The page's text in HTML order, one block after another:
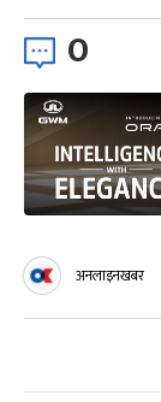
0
अनलाइनखबर